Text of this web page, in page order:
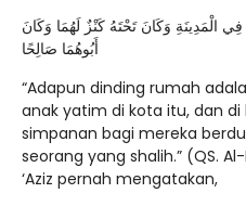
فِي الْمَدِينَةِ وَكَانَ تَحْتَهُ كَنْزٌ لَهُمَا وَكَانَ
أَبُوهُمَا صَالِحًا
“Adapun dinding rumah
anak yatim di kota itu, dan
simpanan bagi mereka
seorang yang shalih.” (QS.
‘Aziz pernah mengatakan,